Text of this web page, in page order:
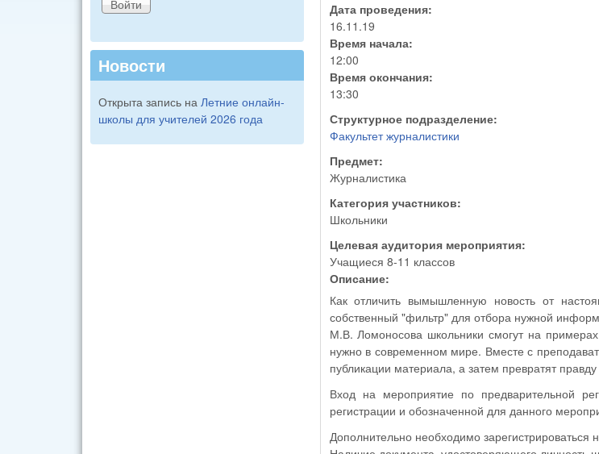
Дата проведения:
16.11.19
Время начала:
12:00
Время окончания:
13:30
Структурное подразделение:
Факультет журналистики
Предмет:
Журналистика
Категория участников:
Школьники
Целевая аудитория мероприятия:
Учащиеся 8-11 классов
Описание:
Как отличить вымышленную новость от настоящей? Что правда в социальной сети, а что ложь? Как
собственный "фильтр" для отбора нужной
М.В. Ломоносова школьники смогут на
нужно в современном мире. Вместе с
публикации материала, а затем превратят
Вход на мероприятие по предварительной
регистрации и обозначенной для данного
Дополнительно необходимо
Новости
Открыта запись на Летние онлайн-
школы для учителей 2026 года